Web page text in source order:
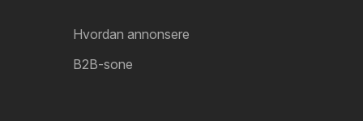
Hvordan annonsere
B2B-sone